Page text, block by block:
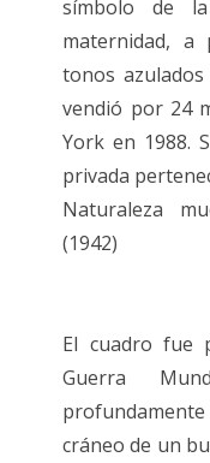
símbolo de
maternidad,
tonos
vendió por 24
York en 1988.
privada
Naturaleza
(1942)
El cuadro fue
Guerra
cráneo de un